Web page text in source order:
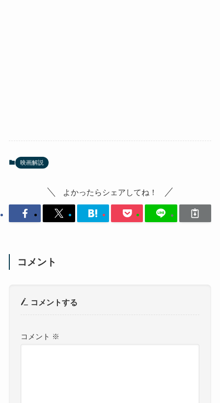
映画解説
よかったらシェアしてね！
コメント
コメントする
コメント ※